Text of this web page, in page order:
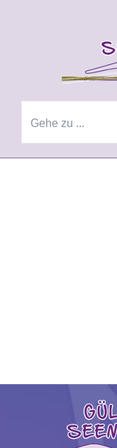
Gehe zu ...